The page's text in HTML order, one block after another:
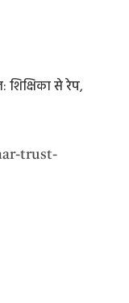
से रेप,